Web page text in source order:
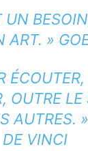
UN
ART. »
ÉCOUTER,
OUTRE LE
AUTRES.
DE VINCI